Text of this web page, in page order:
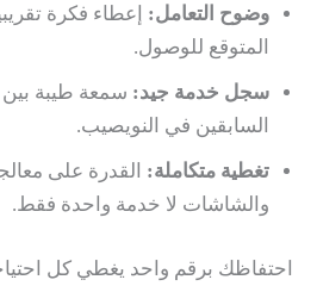
وضوح التعامل: إعطاء فكرة
المتوقع للوصول.
سجل خدمة جيد: سمعة طيبة بين
السابقين في النويصيب.
تغطية متكاملة: القدرة على
والشاشات لا خدمة واحدة فقط.
احتفاظك برقم واحد يغطي كل